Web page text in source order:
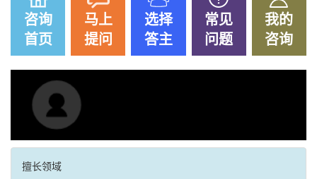
咨询
首页
马上
提问
选择
答主
常见
问题
我的
咨询
擅长领域